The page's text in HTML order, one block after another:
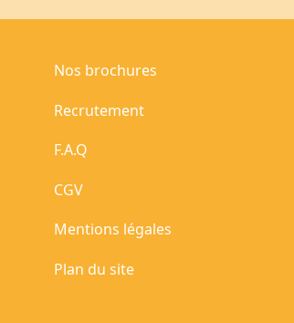
Nos brochures
Recrutement
F.A.Q
CGV
Mentions légales
Plan du site